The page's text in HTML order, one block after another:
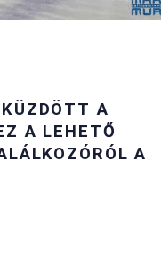
A
A LEHETŐ
A